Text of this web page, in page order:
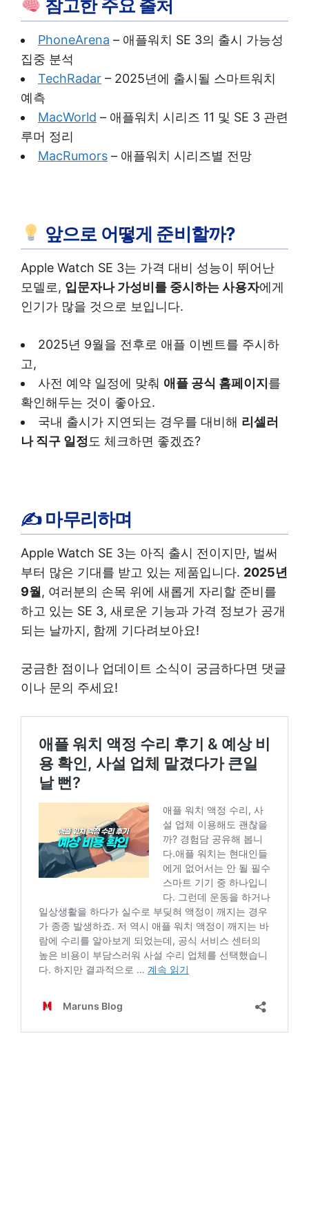
참고한 주요 출처
PhoneArena – 애플워치 SE 3의 출시 가능성
집중 분석
TechRadar – 2025년에 출시될 스마트워치
예측
MacWorld – 애플워치 시리즈 11 및 SE 3 관련
루머 정리
MacRumors – 애플워치 시리즈별 전망
앞으로 어떻게 준비할까?
Apple Watch SE 3는 가격 대비 성능이 뛰어난
모델로, 입문자나 가성비를 중시하는 사용자에게
인기가 많을 것으로 보입니다.
2025년 9월을 전후로 애플 이벤트를 주시하
고,
사전 예약 일정에 맞춰 애플 공식 홈페이지를
확인해두는 것이 좋아요.
국내 출시가 지연되는 경우를 대비해 리셀러
나 직구 일정 도 체크하면 좋겠죠?
✍️ 마무리하며
Apple Watch SE 3는 아직 출시 전이지만, 벌써
부터 많은 기대를 받고 있는 제품입니다. 2025년
9월 , 여러분의 손목 위에 새롭게 자리할 준비를
하고 있는 SE 3, 새로운 기능과 가격 정보가 공개
되는 날까지, 함께 기다려보아요!
궁금한 점이나 업데이트 소식이 궁금하다면 댓글
이나 문의 주세요!